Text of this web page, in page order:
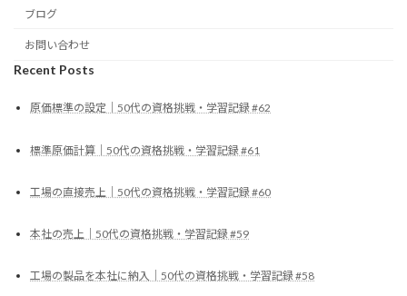
ブログ
お問い合わせ
Recent Posts
原価標準の設定｜50代の資格挑戦・学習記録 #62
標準原価計算｜50代の資格挑戦・学習記録 #61
工場の直接売上｜50代の資格挑戦・学習記録 #60
本社の売上｜50代の資格挑戦・学習記録 #59
工場の製品を本社に納入｜50代の資格挑戦・学習記録 #58